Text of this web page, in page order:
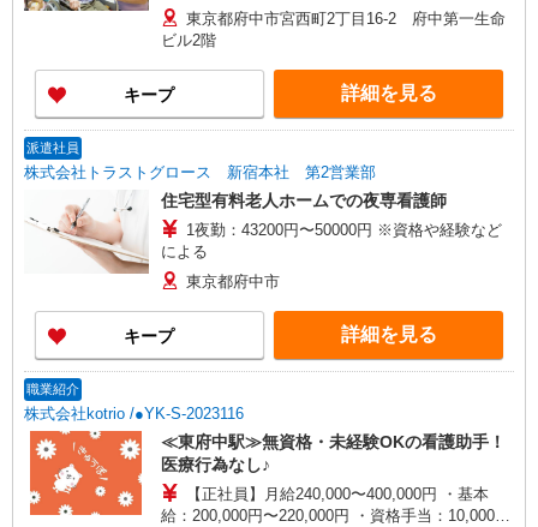
手当、働きがい向上手当、日祝手当（月平均2回
分）等、 毎月平均的に支払われる手当を含みま
別途時間外手当支給（超過1分〜） ◎賞与 基本
給2.08ヶ月分/年支給
東京都府中市宮西町2丁目16-2 府中第一生命
ビル2階
キープ 詳細を見る
派遣社員
株式会社トラストグロース 新宿本社 第2営業部
住宅型有料老人ホームでの夜専看護師
1夜勤：43200円〜50000円 ※資格や経験など
による
東京都府中市
キープ 詳細を見る
職業紹介
株式会社kotrio /●YK-S-2023116
≪東府中駅≫無資格・未経験OKの看護助手！
医療行為なし♪
【正社員】月給240,000〜400,000円 ・基本
給：200,000円〜220,000円 ・資格手当：10,000〜